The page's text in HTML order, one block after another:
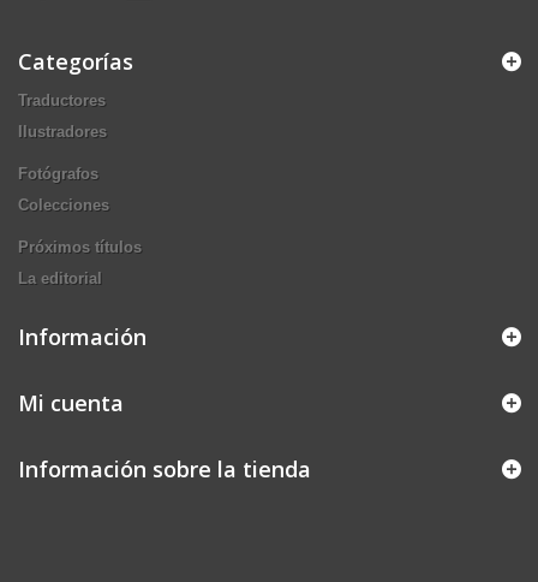
Categorías
Traductores
Ilustradores
Fotógrafos
Colecciones
Próximos títulos
La editorial
Información
Mi cuenta
Información sobre la tienda